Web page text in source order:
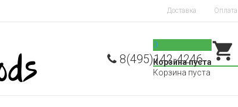
Доставка Оплата
8(495)142-4246
0
Корзина пуста
Корзина пуста